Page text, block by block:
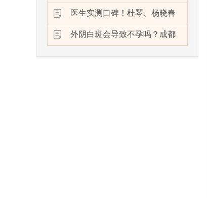
医生实测口碑！杜琴、杨晓春
外阴白斑会导致不孕吗？成都